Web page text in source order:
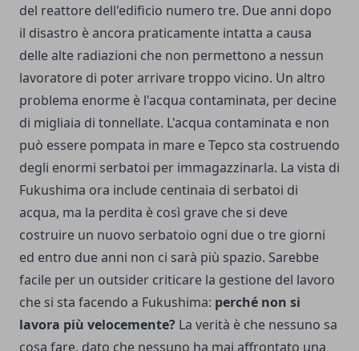
del reattore dell'edificio numero tre. Due anni dopo
il disastro è ancora praticamente intatta a causa
delle alte radiazioni che non permettono a nessun
lavoratore di poter arrivare troppo vicino. Un altro
problema enorme è l'acqua contaminata, per decine
di migliaia di tonnellate. L'acqua contaminata e non
può essere pompata in mare e Tepco sta costruendo
degli enormi serbatoi per immagazzinarla. La vista di
Fukushima ora include centinaia di serbatoi di
acqua, ma la perdita è così grave che si deve
costruire un nuovo serbatoio ogni due o tre giorni
ed entro due anni non ci sarà più spazio. Sarebbe
facile per un outsider criticare la gestione del lavoro
che si sta facendo a Fukushima: perché non si
lavora più velocemente? La verità è che nessuno sa
cosa fare, dato che nessuno ha mai affrontato una